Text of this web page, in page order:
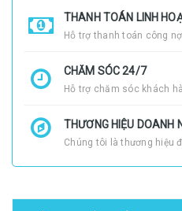
THANH TOÁN LINH
Hỗ trợ thanh toán công
CHĂM SÓC 24/7
Hỗ trợ chăm sóc khách
THƯƠNG HIỆU DOANH
Chúng tôi là thương hiệu